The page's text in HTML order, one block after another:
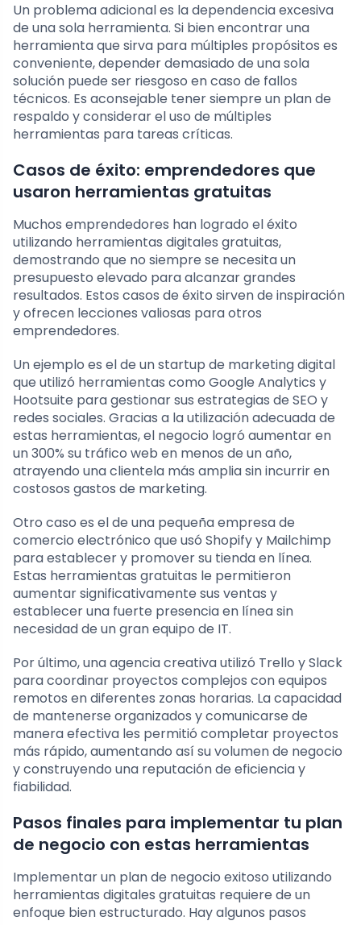
Un problema adicional es la dependencia excesiva
de una sola herramienta. Si bien encontrar una
herramienta que sirva para múltiples propósitos es
conveniente, depender demasiado de una sola
solución puede ser riesgoso en caso de fallos
técnicos. Es aconsejable tener siempre un plan de
respaldo y considerar el uso de múltiples
herramientas para tareas críticas.
Casos de éxito: emprendedores que
usaron herramientas gratuitas
Muchos emprendedores han logrado el éxito
utilizando herramientas digitales gratuitas,
demostrando que no siempre se necesita un
presupuesto elevado para alcanzar grandes
resultados. Estos casos de éxito sirven de inspiración
y ofrecen lecciones valiosas para otros
emprendedores.
Un ejemplo es el de un startup de marketing digital
que utilizó herramientas como Google Analytics y
Hootsuite para gestionar sus estrategias de SEO y
redes sociales. Gracias a la utilización adecuada de
estas herramientas, el negocio logró aumentar en
un 300% su tráfico web en menos de un año,
atrayendo una clientela más amplia sin incurrir en
costosos gastos de marketing.
Otro caso es el de una pequeña empresa de
comercio electrónico que usó Shopify y Mailchimp
para establecer y promover su tienda en línea.
Estas herramientas gratuitas le permitieron
aumentar significativamente sus ventas y
establecer una fuerte presencia en línea sin
necesidad de un gran equipo de IT.
Por último, una agencia creativa utilizó Trello y Slack
para coordinar proyectos complejos con equipos
remotos en diferentes zonas horarias. La capacidad
de mantenerse organizados y comunicarse de
manera efectiva les permitió completar proyectos
más rápido, aumentando así su volumen de negocio
y construyendo una reputación de eficiencia y
fiabilidad.
Pasos finales para implementar tu plan
de negocio con estas herramientas
Implementar un plan de negocio exitoso utilizando
herramientas digitales gratuitas requiere de un
enfoque bien estructurado. Hay algunos pasos